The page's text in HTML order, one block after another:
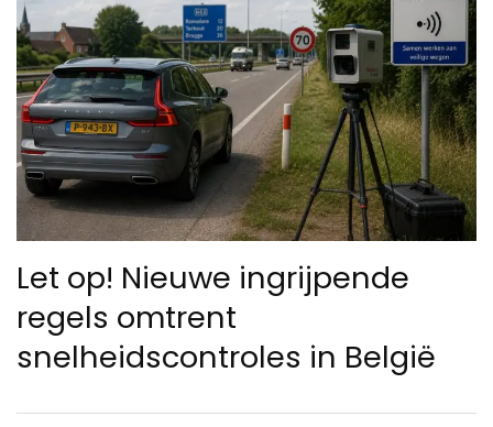
Let op! Nieuwe ingrijpende
regels omtrent
snelheidscontroles in België